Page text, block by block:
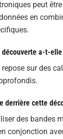
peut
en
découverte a-t-
sur des
derrière cette
des bandes
conjonction